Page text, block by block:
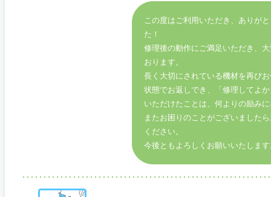
この度はご利用いただき、ありが
た！
修理後の動作にご満足いただき、
おります。
長く大切にされている機材を再び
状態でお返しでき、「修理してよ
いただけたことは、何よりの励み
またお困りのことがございました
ください。
今後ともよろしくお願いいたしま